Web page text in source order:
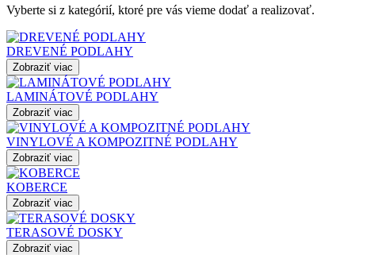
Vyberte si z kategórií, ktoré pre vás vieme dodať a realizovať.
DREVENÉ PODLAHY
Zobraziť viac
LAMINÁTOVÉ PODLAHY
Zobraziť viac
VINYLOVÉ A KOMPOZITNÉ PODLAHY
Zobraziť viac
KOBERCE
Zobraziť viac
TERASOVÉ DOSKY
Zobraziť viac